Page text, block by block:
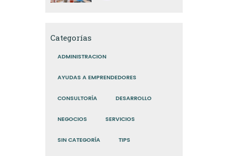
Categorías
ADMINISTRACION
AYUDAS A EMPRENDEDORES
CONSULTORÍA DESARROLLO
NEGOCIOS SERVICIOS
SIN CATEGORÍA TIPS